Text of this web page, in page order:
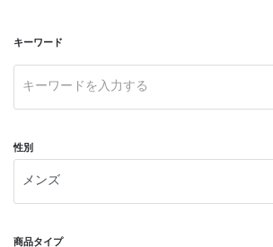
キーワード
性別
商品タイプ